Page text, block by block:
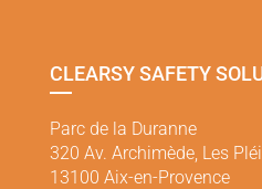
CLEARSY SAFETY
Parc de la Duranne
320 Av. Archimède, Les
13100 Aix-en-Provence